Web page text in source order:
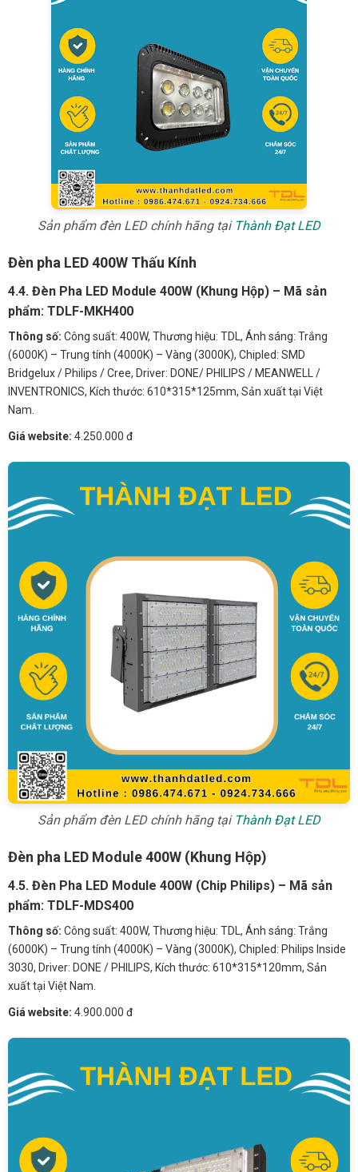
Sản phẩm đèn LED chính hãng tại Thành Đạt LED
Đèn pha LED 400W Thấu Kính
4.4. Đèn Pha LED Module 400W (Khung Hộp) – Mã sản
phẩm: TDLF-MKH400
Thông số: Công suất: 400W, Thương hiệu: TDL, Ánh sáng: Trắng
(6000K) – Trung tính (4000K) – Vàng (3000K), Chipled: SMD
Bridgelux / Philips / Cree, Driver: DONE/ PHILIPS / MEANWELL /
INVENTRONICS, Kích thước: 610*315*125mm, Sản xuất tại Việt
Nam.
Giá website: 4.250.000 đ
Sản phẩm đèn LED chính hãng tại Thành Đạt LED
Đèn pha LED Module 400W (Khung Hộp)
4.5. Đèn Pha LED Module 400W (Chip Philips) – Mã sản
phẩm: TDLF-MDS400
Thông số: Công suất: 400W, Thương hiệu: TDL, Ánh sáng: Trắng
(6000K) – Trung tính (4000K) – Vàng (3000K), Chipled: Philips Inside
3030, Driver: DONE / PHILIPS, Kích thước: 610*315*120mm, Sản
xuất tại Việt Nam.
Giá website: 4.900.000 đ